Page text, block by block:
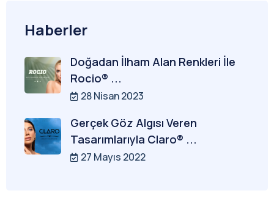
Haberler
Doğadan İlham Alan Renkleri İle
Rocio® ...
28 Nisan 2023
Gerçek Göz Algısı Veren
Tasarımlarıyla Claro® ...
27 Mayıs 2022